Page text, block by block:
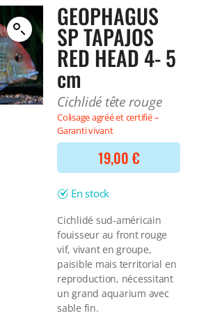
BONNES AFFAIRES
Voir tout
DERNIERS ARRIVAGES
Voir tout
Filtre interne
Voir tout
NOURRITURE
Nourriture Lyophilisée
Nourriture sèche
Nourriture vivante
Spéciale herbivores
Spécifique
Voir tout
TRAITEMENT DE L'EAU
Spécial bassin
Additifs
Engrais
Voir tout
BONNES AFFAIRES
Voir tout
DERNIERS ARRIVAGES
Voir tout
GEOPHAGUS
SP TAPAJOS
RED HEAD 4- 5
cm
Cichlidé tête rouge
Colisage agréé et certifié –
Garanti vivant
19,00 €
En stock
Cichlidé sud-américain
fouisseur au front rouge
vif, vivant en groupe,
paisible mais territorial en
reproduction, nécessitant
un grand aquarium avec
sable fin.